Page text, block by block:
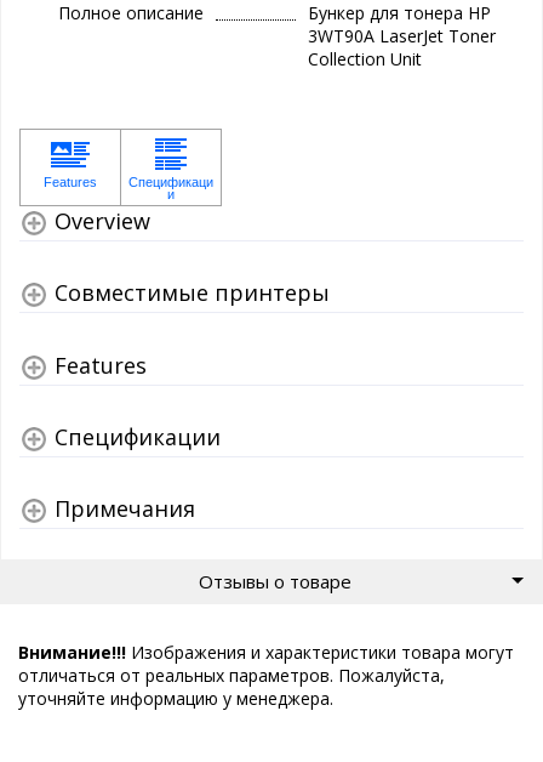
Полное описание
Бункер для тонера HP
3WT90A LaserJet Toner
Collection Unit
Overview
Совместимые принтеры
Features
Спецификации
Примечания
Отзывы о товаре
Внимание!!! Изображения и характеристики товара могут
отличаться от реальных параметров. Пожалуйста,
уточняйте информацию у менеджера.